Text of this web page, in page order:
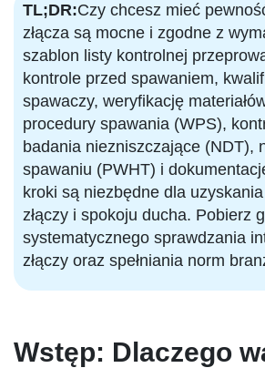
TL;DR:Czy chcesz mieć
złącza są mocne i zgodne z
szablon listy kontrolnej
kontrole przed spawaniem,
spawaczy, weryfikację
procedury spawania (WPS),
badania niezniszczające (NDT),
spawaniu (PWHT) i
kroki są niezbędne dla
złączy i spokoju ducha. Pobierz
systematycznego sprawdzania
złączy oraz spełniania norm
Wstęp: Dlaczego